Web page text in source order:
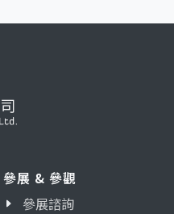
參展 & 參觀
參展諮詢